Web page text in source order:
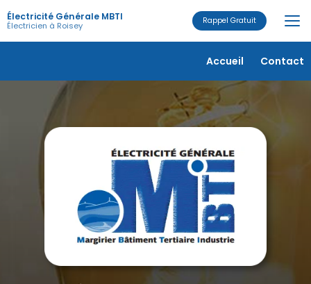
au
contenu
principal
Accueil
Contact
Électricité Générale MBTI
Électricien à Roisey Rappel Gratuit